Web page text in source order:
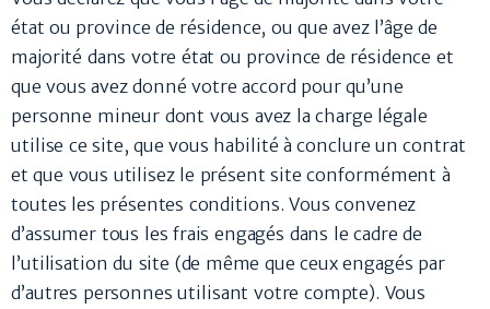
état ou province de résidence, ou que avez l’âge de
majorité dans votre état ou province de résidence et
que vous avez donné votre accord pour qu’une
personne mineur dont vous avez la charge légale
utilise ce site, que vous habilité à conclure un contrat
et que vous utilisez le présent site conformément à
toutes les présentes conditions. Vous convenez
d’assumer tous les frais engagés dans le cadre de
l’utilisation du site (de même que ceux engagés par
d’autres personnes utilisant votre compte). Vous